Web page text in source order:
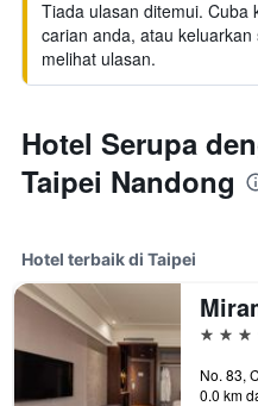
Tiada ulasan ditemui. Cuba
carian anda, atau
melihat ulasan.
Hotel Serupa
Taipei Nandong
Hotel terbaik di Taipei
5
0.0 km